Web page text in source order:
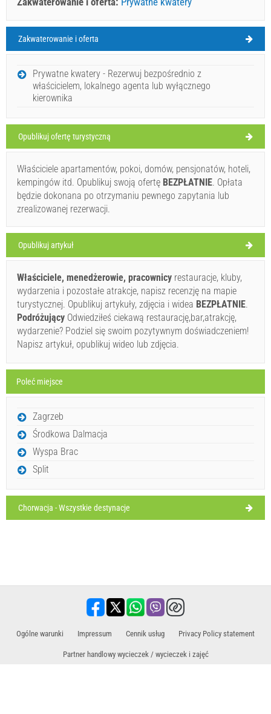
Wyspa Cres Pogoda
SOBOTA
Chorwacja, Wyspa Cres,
28°C
09.08.2026 27°C Bezchmurnie
poniedziałek,
10.08.2026 27°C Bezchmurnie
wtorek, 28°C
środa,
12.08.2026
czwartek,
13.08.2026 28°C
Mapa turystyczna
Ivan Nane (Facebook page)
Address: Palada 4b telefon 051/572-207 WORKING HOURS
Musi odwiedzić(/) Omijać(/) Pomijać(/)
PRZECZYTAJ WIĘCEJ / KOMENTUJ
Zakwaterowanie i oferta
Prywatne kwatery - Rezerwuj bezpośrednio z
właścicielem, lokalnego agenta lub wyłącznego
kierownika
Opublikuj ofertę turystyczną
Właściciele apartamentów, pokoi, domów, pensjonatów, hoteli,
kempingów itd. Opublikuj swoją ofertę BEZPŁATNIE. Opłata
będzie dokonana po otrzymaniu pewnego zapytania lub
zrealizowanej rezerwacji.
Opublikuj artykuł
Właściciele, menedżerowie, pracownicy restauracje, kluby,
wydarzenia i pozostałe atrakcje, napisz recenzję na mapie
turystycznej. Opublikuj artykuły, zdjęcia i widea BEZPŁATNIE.
Podróżujący Odwiedziłeś ciekawą restaurację,bar,atrakcję,
wydarzenie? Podziel się swoim pozytywnym doświadczeniem!
Napisz artykuł, opublikuj wideo lub zdjęcia.
Poleć miejsce
Zagrzeb
Środkowa Dalmacja
Wyspa Brac
Split
Chorwacja - Wszystkie destynacje
​Ogólne warunki Impressum Cennik usług Privacy Policy statement
Partner handlowy wycieczek / wycieczek i zajęć